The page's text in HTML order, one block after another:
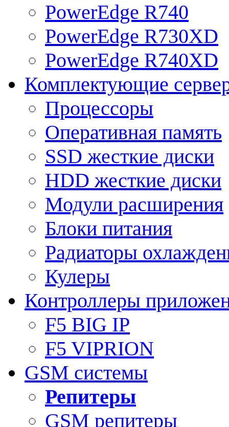
PowerEdge R740
PowerEdge R730XD
PowerEdge R740XD
Комплектующие
Процессоры
Оперативная память
SSD жесткие диски
HDD жесткие диски
Модули расширения
Блоки питания
Радиаторы
Кулеры
Контроллеры
F5 BIG IP
F5 VIPRION
GSM системы
Репитеры
GSM репитеры